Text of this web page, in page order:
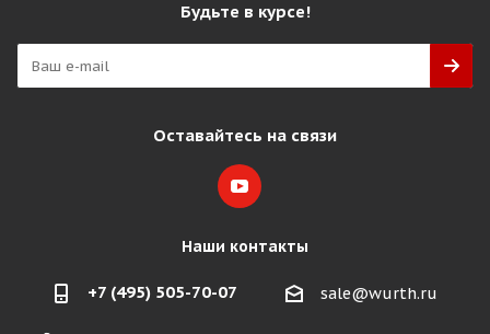
Будьте в курсе!
Оставайтесь на связи
Наши контакты
+7 (495) 505-70-07 sale@wurth.ru